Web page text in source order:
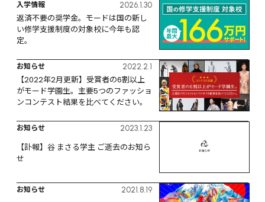
入学情報 2026.1.30
返済不要の奨学金。モードは国の新し
い修学支援制度の対象校に今年も認
定。
お知らせ 2022.2.1
【2022年2月更新】受賞者の6割以上
がモード学園生。主要5つのファッショ
ンコンテスト結果を比べてください。
お知らせ 2023.1.23
【訃報】谷 まさる学主 ご逝去のお知ら
せ
お知らせ 2021.8.19